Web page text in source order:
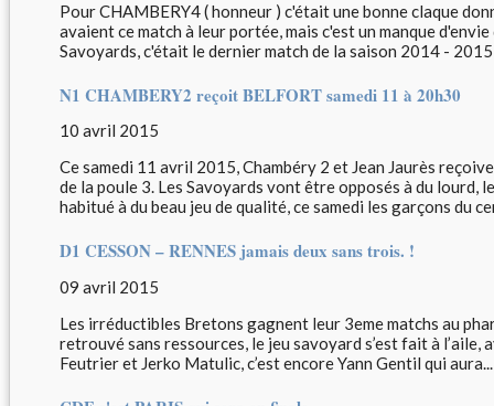
Pour CHAMBERY4 ( honneur ) c'était une bonne claque
avaient ce match à leur portée, mais c'est un manque
Savoyards, c'était le dernier match de la saison 2014 -
N1 CHAMBERY2 reçoit BELFORT samedi 11 à 20h30
10 avril 2015
Ce samedi 11 avril 2015, Chambéry 2 et Jean Jaurès
de la poule 3. Les Savoyards vont être opposés à du lourd,
habitué à du beau jeu de qualité, ce samedi les garçons du
D1 CESSON – RENNES jamais deux sans trois. !
09 avril 2015
Les irréductibles Bretons gagnent leur 3eme matchs au
retrouvé sans ressources, le jeu savoyard s’est fait à l’aile,
Feutrier et Jerko Matulic, c’est encore Yann Gentil qui aura...